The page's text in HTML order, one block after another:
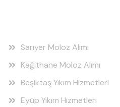
Sarıyer Moloz Alımı
Kağıthane Moloz Alımı
Beşiktaş Yıkım Hizmetleri
Eyüp Yıkım Hizmetleri